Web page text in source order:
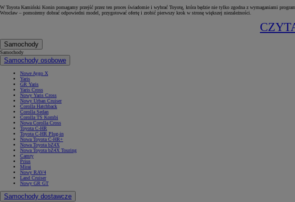
Od81 900 zł
Yaris Cross
HYBRID
W Toyota Kamiński Konin pomagamy przejść przez ten proces świadomie i wybrać Toyotę, która będzie nie tylko zgodna z wymaganiami
Wrocław – pomożemy dobrać odpowiedni model, przygotować ofertę i zrobić pierwszy krok w stronę większej niezależności.
Samochody
Samochody
Samochody osobowe
Nowe Aygo X
Yaris
GR Yaris
Yaris Cross
Nowy Yaris Cross
Nowy Urban Cruiser
Corolla Hatchback
Corolla Sedan
Corolla TS Kombi
Nowa Corolla Cross
Toyota C-HR
Toyota C-HR Plug-in
Nowa Toyota C-HR+
Nowa Toyota bZ4X
Nowa Toyota bZ4X Touring
Camry
Prius
Mirai
Nowy RAV4
Land Cruiser
Nowy GR GT
Samochody dostawcze